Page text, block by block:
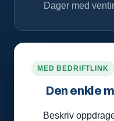
Dager med
MED BEDRIFTLINK
Den enkle
Beskriv